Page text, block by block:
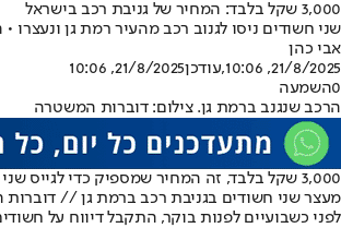
3,000 שקל בלבד: המחיר של גניבת רכב בישראל
שני חשודים ניסו לגנוב רכב מהעיר רמת גן ונעצרו
אבי כהן
21/8/2025, 10:06
,עודכן21/8/2025, 10:06
0השמעה
הרכב שנגנב ברמת גן. צילום: דוברות המשטרה
3,000 שקל בלבד, זה המחיר שמספיק כדי לגייס שני צעירים מהשטחים, לצייד אותם בציוד מקצועי ולשלוח אותם לגנוב רכב בלב רמת גן. השבוע הם נתפסו בשעת מעשה וחשפו את הפשטות של תעשיית גניבות הרכב.
מעצר שני חשודים בגניבת רכב ברמת גן //
לפני כשבועיים לפנות בוקר, התקבל דיווח על